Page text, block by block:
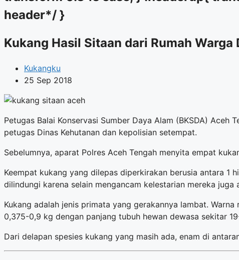
header*/ }
Kukang Hasil Sitaan dari Rumah
Kukangku
25 Sep 2018
Petugas Balai Konservasi Sumber Daya Alam (BKSDA)
petugas Dinas Kehutanan dan kepolisian setempat.
Sebelumnya, aparat Polres Aceh Tengah menyita empat
Keempat kukang yang dilepas diperkirakan berusia antara 1
dilindungi karena selain mengancam kelestarian mereka juga
Kukang adalah jenis primata yang gerakannya lambat.
0,375-0,9 kg dengan panjang tubuh hewan dewasa sekitar
Dari delapan spesies kukang yang masih ada, enam di